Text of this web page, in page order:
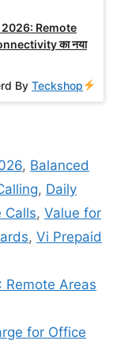
Remote
का नया
ByTeckshop
, Balanced
, Daily
Calls, Value for
, Vi Prepaid
Areas
for Office